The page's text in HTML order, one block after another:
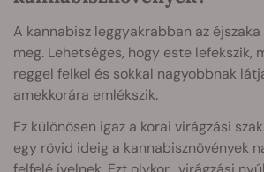
A kannabisz leggyakrabban az
meg. Lehetséges, hogy este lefekszik,
reggel felkel és sokkal nagyobbnak
amekkorára emlékszik.
Ez különösen igaz a korai virágzási
egy rövid ideig a kannabisznövények